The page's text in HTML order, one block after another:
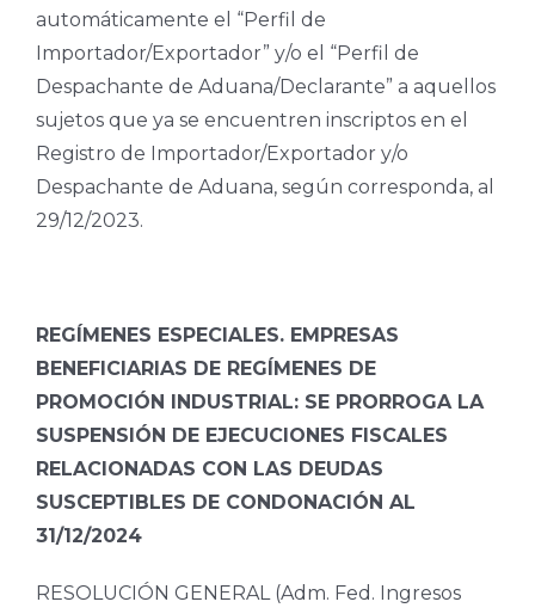
automáticamente el “Perfil de
Importador/Exportador” y/o el “Perfil de
Despachante de Aduana/Declarante” a aquellos
sujetos que ya se encuentren inscriptos en el
Registro de Importador/Exportador y/o
Despachante de Aduana, según corresponda, al
29/12/2023.
REGÍMENES ESPECIALES. EMPRESAS
BENEFICIARIAS DE REGÍMENES DE
PROMOCIÓN INDUSTRIAL: SE PRORROGA LA
SUSPENSIÓN DE EJECUCIONES FISCALES
RELACIONADAS CON LAS DEUDAS
SUSCEPTIBLES DE CONDONACIÓN AL
31/12/2024
RESOLUCIÓN GENERAL (Adm. Fed. Ingresos